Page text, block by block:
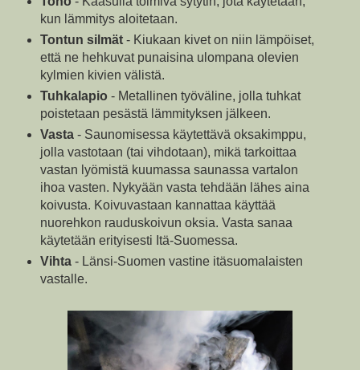
kun lämmitys aloitetaan.
Tontun silmät- Kiukaan kivet on niin lämpöiset,
että ne hehkuvat punaisina ulompana olevien
kylmien kivien välistä.
Tuhkalapio - Metallinen työväline, jolla tuhkat
poistetaan pesästä lämmityksen jälkeen.
Vasta- Saunomisessa käytettävä oksakimppu,
jolla vastotaan (tai vihdotaan), mikä tarkoittaa
vastan lyömistä kuumassa saunassa vartalon
ihoa vasten. Nykyään vasta tehdään lähes aina
koivusta. Koivuvastaan kannattaa käyttää
nuorehkon rauduskoivun oksia. Vasta sanaa
käytetään erityisesti Itä-Suomessa.
Vihta- Länsi-Suomen vastine itäsuomalaisten
vastalle.